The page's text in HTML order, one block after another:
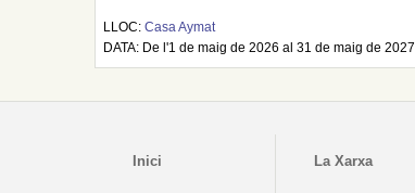
LLOC:Casa Aymat
DATA: De l'1 de maig de 2026 al 31 de maig de 2027
Inici La Xarxa